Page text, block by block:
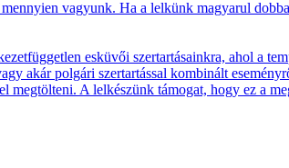
vagyunk. Ha a lelkünk magyarul
esküvői szertartásainkra, ahol a
akár polgári szertartással kombinált
megtölteni. A lelkészünk támogat, hogy ez a